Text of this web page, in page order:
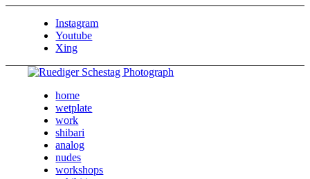
Instagram
Youtube
Xing
home
wetplate
work
shibari
analog
nudes
workshops